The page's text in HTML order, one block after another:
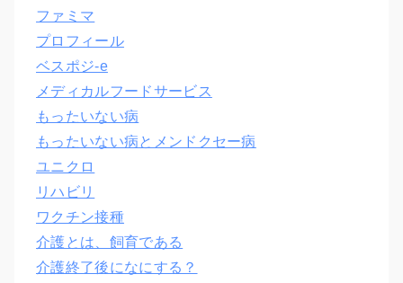
ファミマ
プロフィール
ベスポジ-e
メディカルフードサービス
もったいない病
もったいない病とメンドクセー病
ユニクロ
リハビリ
ワクチン接種
介護とは、飼育である
介護終了後になにする？